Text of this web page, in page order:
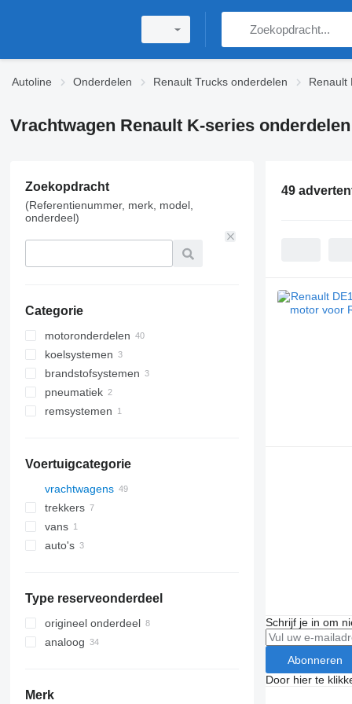
Autoline Onderdelen Renault Trucks onderdelen Renault
Vrachtwagen Renault K-series onderdelen
Zoekopdracht
(Referentienummer, merk, model,
onderdeel)
Categorie
motoronderdelen
motoren
cilinderkoppen
koelsystemen
motorkoeling radiatoren
brandstofsystemen
verstuivers
pneumatiek
EBS modulatoren
remsystemen
Voertuigcategorie
vrachtwagens
trekkers
vans
auto's
Type reserveonderdeel
origineel onderdeel
analoog
Merk
49
Schrijf je in om
Abonneren
Door hier te